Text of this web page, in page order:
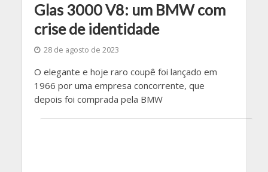
Glas 3000 V8: um BMW com
crise de identidade
28 de agosto de 2023
O elegante e hoje raro coupê foi lançado em
1966 por uma empresa concorrente, que
depois foi comprada pela BMW